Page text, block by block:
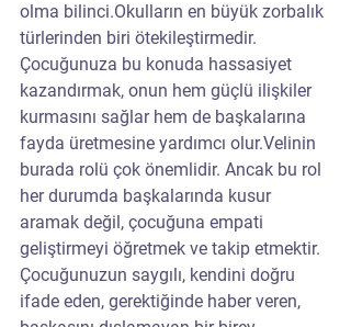
olma bilinci.Okulların en büyük zorbalık
türlerinden biri ötekileştirmedir.
Çocuğunuza bu konuda hassasiyet
kazandırmak, onun hem güçlü ilişkiler
kurmasını sağlar hem de başkalarına
fayda üretmesine yardımcı olur.Velinin
burada rolü çok önemlidir. Ancak bu rol
her durumda başkalarında kusur
aramak değil, çocuğuna empati
geliştirmeyi öğretmek ve takip etmektir.
Çocuğunuzun saygılı, kendini doğru
ifade eden, gerektiğinde haber veren,